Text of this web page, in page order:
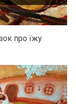
про їжу